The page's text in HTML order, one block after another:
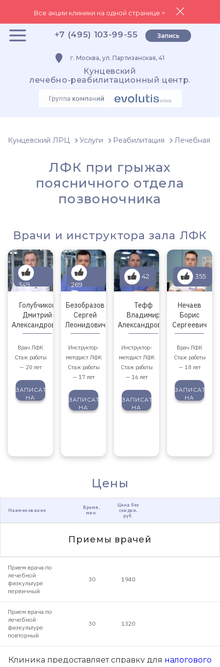
Все акции клиники на одной странице >
+7 (495) 103-99-55 Запись
г. Москва, ул. Партизанская, 41
Кунцевский
лечебно-реабилитационный центр.
Кунцевский ЛРЦ Услуги Реабилитация Лечебная
ЛФК при грыжах
поясничного отдела
позвоночника
Врачи и инструктора зала ЛФК
349
Голубчиков
Дмитрий
Александрович
Врач ЛФК
Стаж работы
— 20 лет
ЗАПИСАТЬСЯ
НА
ПРИЕМ
269
Безобразов
Сергей
Леонидович
Инструктор-
методист ЛФК
Стаж работы
— 17 лет
ЗАПИСАТЬСЯ
НА
ПРИЕМ
42
Тефф
Владимир
Александрович
Инструктор-
методист ЛФК
Стаж работы
— 16 лет
ЗАПИСАТЬСЯ
НА
ПРИЕМ
355
Нечаев
Борис
Сергеевич
Врач ЛФК
Стаж работы
— 18 лет
ЗАПИСАТЬСЯ
НА
ПРИЕМ
Цены
Наименование
Время,
мин.
Цена без
скидки,
руб.
Приемы врачей
Прием врача по
лечебной
физкультуре
первичный
30 1940
Прием врача по
лечебной
физкультуре
повторный
30 1320
Клиника предоставляет справку для налогового